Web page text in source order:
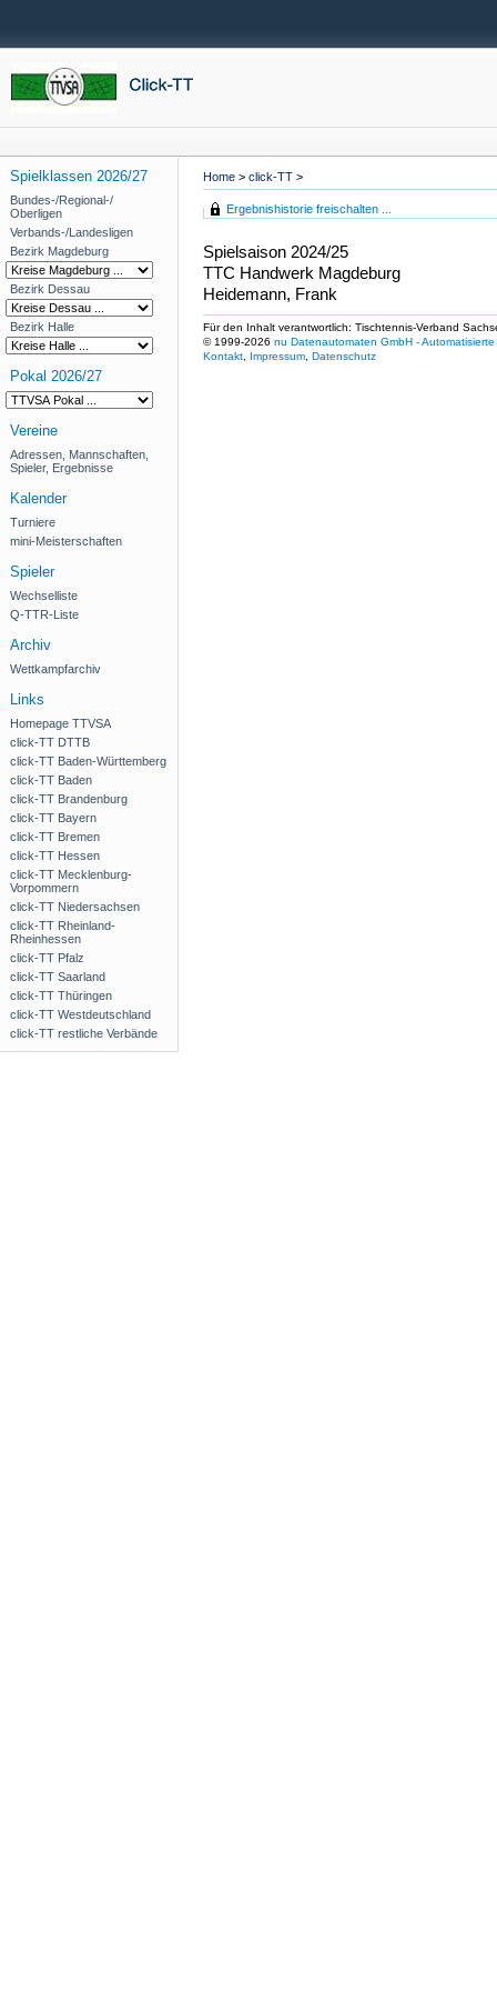
Home > click-TT >
Spielklassen 2026/27
Bundes-/Regional-/
Oberligen
Verbands-/Landesligen
Bezirk Magdeburg
Bezirk Dessau
Bezirk Halle
Pokal 2026/27
Vereine
Adressen, Mannschaften,
Spieler, Ergebnisse
Kalender
Turniere
mini-Meisterschaften
Spieler
Wechselliste
Q-TTR-Liste
Archiv
Wettkampfarchiv
Links
Homepage TTVSA
click-TT DTTB
click-TT Baden-Württemberg
click-TT Baden
click-TT Brandenburg
click-TT Bayern
click-TT Bremen
click-TT Hessen
click-TT Mecklenburg-
Vorpommern
click-TT Niedersachsen
click-TT Rheinland-
Rheinhessen
click-TT Pfalz
click-TT Saarland
click-TT Thüringen
click-TT Westdeutschland
click-TT restliche Verbände
Ergebnishistorie freischalten ...
Spielsaison 2024/25
TTC Handwerk Magdeburg
Heidemann, Frank
Für den Inhalt verantwortlich: Tischtennis-Verband
© 1999-2026 nu Datenautomaten GmbH -
Kontakt
Impressum Datenschutz